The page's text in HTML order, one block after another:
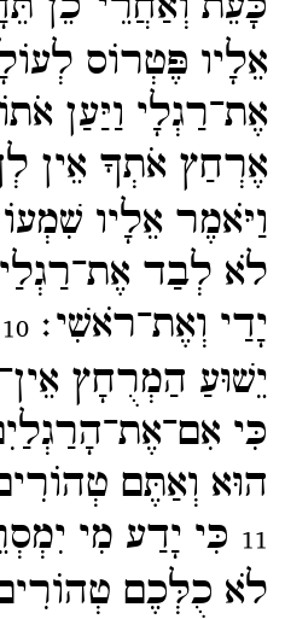
אֵלָיו פֶּטְרוֹס
אֶת־​רַגְלָי וַיַּעַן
אֶרְחַץ אֹתְךָ אֵין
וַיֹּאמֶר אֵלָיו
לֹא לְבַד
יָדַי וְאֶת־​רֹאשִׁי׃10
יֵשׁוּעַ הַמְרֻחָץ
כִּי
הוּא וְאַתֶּם
11 כִּי יָדַע מִי
לֹא כֻלְּכֶם